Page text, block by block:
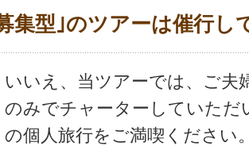
募集型｣のツアーは催行し
いいえ、当ツアーでは、ご夫
のみでチャーターしていただ
の個人旅行をご満喫ください